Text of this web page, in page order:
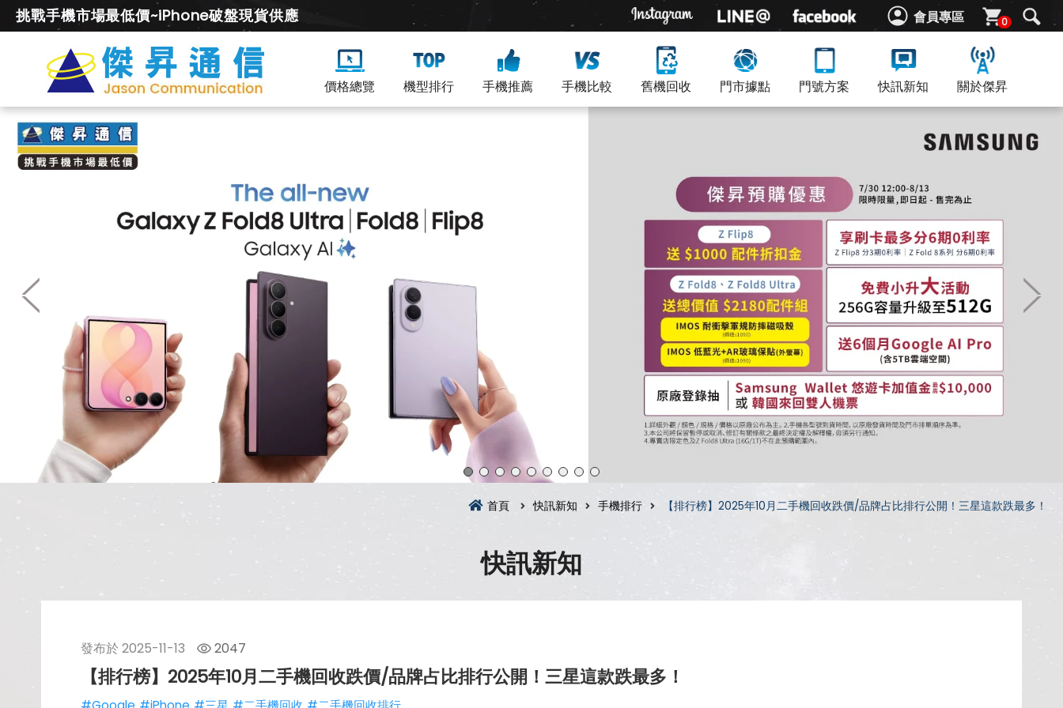
會員專區 0
挑戰手機市場最低價~iPhone破盤現貨供應
價格總覽 機型排行 手機推薦 手機比較 舊機回收 門市據點 門號方案 快訊新知 關於傑昇
首頁 快訊新知 手機排行 【排行榜】2025年10月二手機回收跌價/品牌占比排行公開！三星這款跌最多！
快訊新知
發布於 2025-11-13 2047
【排行榜】2025年10月二手機回收跌價/品牌占比排行公開！三星這款跌最多！